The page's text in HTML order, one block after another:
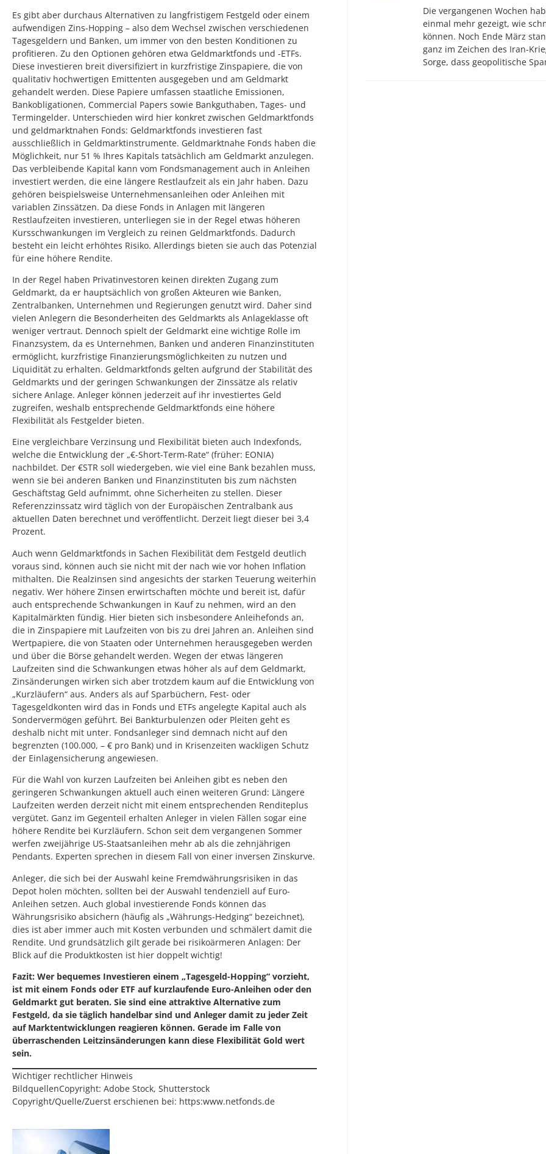
Es gibt aber durchaus Alternativen zu langfristigem Festgeld oder einem
aufwendigen Zins-Hopping – also dem Wechsel zwischen verschiedenen
Tagesgeldern und Banken, um immer von den besten Konditionen zu
profitieren. Zu den Optionen gehören etwa Geldmarktfonds und -ETFs.
Diese investieren breit diversifiziert in kurzfristige Zinspapiere, die von
qualitativ hochwertigen Emittenten ausgegeben und am Geldmarkt
gehandelt werden. Diese Papiere umfassen staatliche Emissionen,
Bankobligationen, Commercial Papers sowie Bankguthaben, Tages- und
Termingelder. Unterschieden wird hier konkret zwischen Geldmarktfonds
und geldmarktnahen Fonds: Geldmarktfonds investieren fast
ausschließlich in Geldmarktinstrumente. Geldmarktnahe Fonds haben die
Möglichkeit, nur 51 % Ihres Kapitals tatsächlich am Geldmarkt anzulegen.
Das verbleibende Kapital kann vom Fondsmanagement auch in Anleihen
investiert werden, die eine längere Restlaufzeit als ein Jahr haben. Dazu
gehören beispielsweise Unternehmensanleihen oder Anleihen mit
variablen Zinssätzen. Da diese Fonds in Anlagen mit längeren
Restlaufzeiten investieren, unterliegen sie in der Regel etwas höheren
Kursschwankungen im Vergleich zu reinen Geldmarktfonds. Dadurch
besteht ein leicht erhöhtes Risiko. Allerdings bieten sie auch das Potenzial
für eine höhere Rendite.
In der Regel haben Privatinvestoren keinen direkten Zugang zum
Geldmarkt, da er hauptsächlich von großen Akteuren wie Banken,
Zentralbanken, Unternehmen und Regierungen genutzt wird. Daher sind
vielen Anlegern die Besonderheiten des Geldmarkts als Anlageklasse oft
weniger vertraut. Dennoch spielt der Geldmarkt eine wichtige Rolle im
Finanzsystem, da es Unternehmen, Banken und anderen Finanzinstituten
ermöglicht, kurzfristige Finanzierungsmöglichkeiten zu nutzen und
Liquidität zu erhalten. Geldmarktfonds gelten aufgrund der Stabilität des
Geldmarkts und der geringen Schwankungen der Zinssätze als relativ
sichere Anlage. Anleger können jederzeit auf ihr investiertes Geld
zugreifen, weshalb entsprechende Geldmarktfonds eine höhere
Flexibilität als Festgelder bieten.
Eine vergleichbare Verzinsung und Flexibilität bieten auch Indexfonds,
welche die Entwicklung der „€-Short-Term-Rate“ (früher: EONIA)
nachbildet. Der €STR soll wiedergeben, wie viel eine Bank bezahlen muss,
wenn sie bei anderen Banken und Finanzinstituten bis zum nächsten
Geschäftstag Geld aufnimmt, ohne Sicherheiten zu stellen. Dieser
Referenzzinssatz wird täglich von der Europäischen Zentralbank aus
aktuellen Daten berechnet und veröffentlicht. Derzeit liegt dieser bei 3,4
Prozent.
Auch wenn Geldmarktfonds in Sachen Flexibilität dem Festgeld deutlich
voraus sind, können auch sie nicht mit der nach wie vor hohen Inflation
mithalten. Die Realzinsen sind angesichts der starken Teuerung weiterhin
negativ. Wer höhere Zinsen erwirtschaften möchte und bereit ist, dafür
auch entsprechende Schwankungen in Kauf zu nehmen, wird an den
Kapitalmärkten fündig. Hier bieten sich insbesondere Anleihefonds an,
die in Zinspapiere mit Laufzeiten von bis zu drei Jahren an. Anleihen sind
Wertpapiere, die von Staaten oder Unternehmen herausgegeben werden
und über die Börse gehandelt werden. Wegen der etwas längeren
Laufzeiten sind die Schwankungen etwas höher als auf dem Geldmarkt,
Zinsänderungen wirken sich aber trotzdem kaum auf die Entwicklung von
„Kurzläufern“ aus. Anders als auf Sparbüchern, Fest- oder
Tagesgeldkonten wird das in Fonds und ETFs angelegte Kapital auch als
Sondervermögen geführt. Bei Bankturbulenzen oder Pleiten geht es
deshalb nicht mit unter. Fondsanleger sind demnach nicht auf den
begrenzten (100.000, – € pro Bank) und in Krisenzeiten wackligen Schutz
der Einlagensicherung angewiesen.
Für die Wahl von kurzen Laufzeiten bei Anleihen gibt es neben den
geringeren Schwankungen aktuell auch einen weiteren Grund: Längere
Laufzeiten werden derzeit nicht mit einem entsprechenden Renditeplus
vergütet. Ganz im Gegenteil erhalten Anleger in vielen Fällen sogar eine
höhere Rendite bei Kurzläufern. Schon seit dem vergangenen Sommer
werfen zweijährige US-Staatsanleihen mehr ab als die zehnjährigen
Pendants. Experten sprechen in diesem Fall von einer inversen Zinskurve.
Anleger, die sich bei der Auswahl keine Fremdwährungsrisiken in das
Depot holen möchten, sollten bei der Auswahl tendenziell auf Euro-
Anleihen setzen. Auch global investierende Fonds können das
Währungsrisiko absichern (häufig als „Währungs-Hedging“ bezeichnet),
dies ist aber immer auch mit Kosten verbunden und schmälert damit die
Rendite. Und grundsätzlich gilt gerade bei risikoärmeren Anlagen: Der
Blick auf die Produktkosten ist hier doppelt wichtig!
Fazit: Wer bequemes Investieren einem „Tagesgeld-Hopping“ vorzieht,
ist mit einem Fonds oder ETF auf kurzlaufende Euro-Anleihen oder den
Geldmarkt gut beraten. Sie sind eine attraktive Alternative zum
Festgeld, da sie täglich handelbar sind und Anleger damit zu jeder Zeit
auf Marktentwicklungen reagieren können. Gerade im Falle von
überraschenden Leitzinsänderungen kann diese Flexibilität Gold wert
sein.
Wichtiger rechtlicher Hinweis
BildquellenCopyright: Adobe Stock, Shutterstock
Copyright/Quelle/Zuerst erschienen bei: https:www.netfonds.de
Die vergangenen Wochen
einmal mehr gezeigt, wie
können. Noch Ende März
ganz im Zeichen des Iran-
Sorge, dass geopolitische